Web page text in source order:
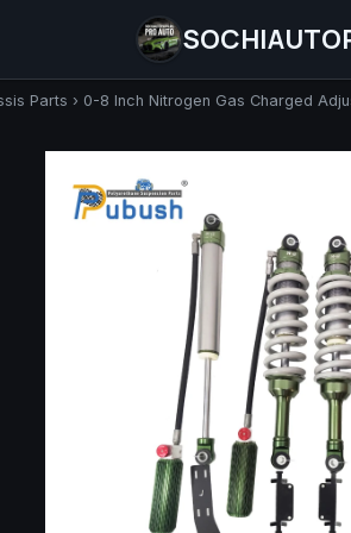
Parts › 0-8 Inch Nitrogen Gas Charged